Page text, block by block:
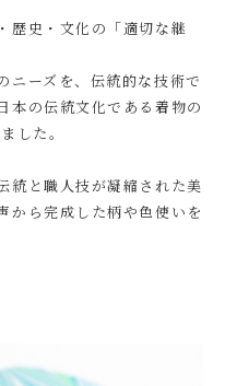
歴史・文化の「適切な継
ニーズを、伝統的な技術で
本の伝統文化である着物の
した。
統と職人技が凝縮された美
から完成した柄や色使いを